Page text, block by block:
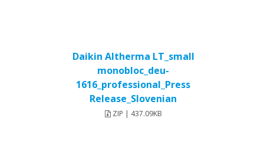
Daikin Altherma LT_small
monobloc_deu-
1616_professional_Press
Release_Slovenian
ZIP | 437.09KB